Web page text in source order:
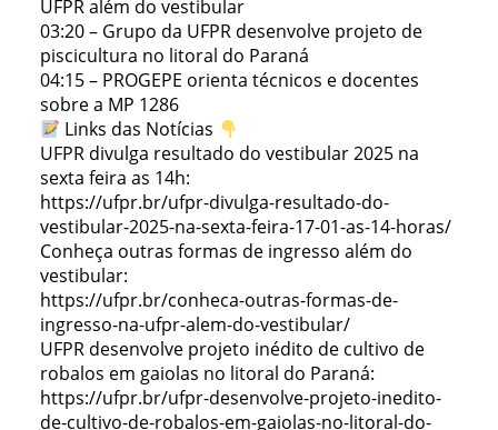
UFPR além do vestibular
03:20 – Grupo da UFPR desenvolve projeto de
piscicultura no litoral do Paraná
04:15 – PROGEPE orienta técnicos e docentes
sobre a MP 1286
Links das Notícias
UFPR divulga resultado do vestibular 2025 na
sexta feira as 14h:
https://ufpr.br/ufpr-divulga-resultado-do-
vestibular-2025-na-sexta-feira-17-01-as-14-horas/
Conheça outras formas de ingresso além do
vestibular:
https://ufpr.br/conheca-outras-formas-de-
ingresso-na-ufpr-alem-do-vestibular/
UFPR desenvolve projeto inédito de cultivo de
robalos em gaiolas no litoral do Paraná:
https://ufpr.br/ufpr-desenvolve-projeto-inedito-
de-cultivo-de-robalos-em-gaiolas-no-litoral-do-